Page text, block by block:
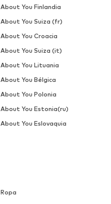
Ropa
About You Finlandia
About You Suiza (fr)
About You Croacia
About You Suiza (it)
About You Lituania
About You Bélgica
About You Polonia
About You Estonia(ru)
About You Eslovaquia